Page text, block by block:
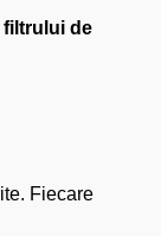
filtrului de
Fiecare